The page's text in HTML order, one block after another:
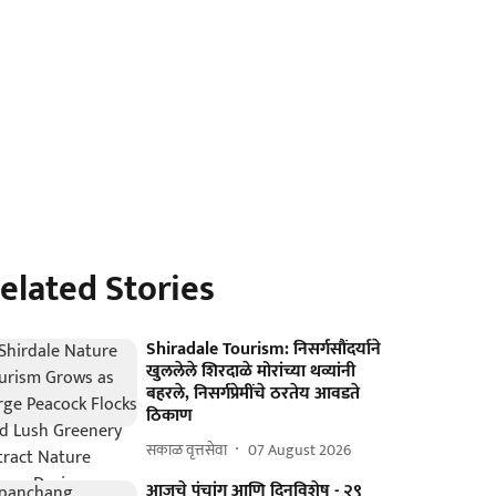
Stories
Shiradale Tourism: निसर्गसौंदर्याने
खुललेले शिरदाळे मोरांच्या थव्यांनी
बहरले, निसर्गप्रेमींचे ठरतेय आवडते
ठिकाण
सकाळ वृत्तसेवा 07 August 2026